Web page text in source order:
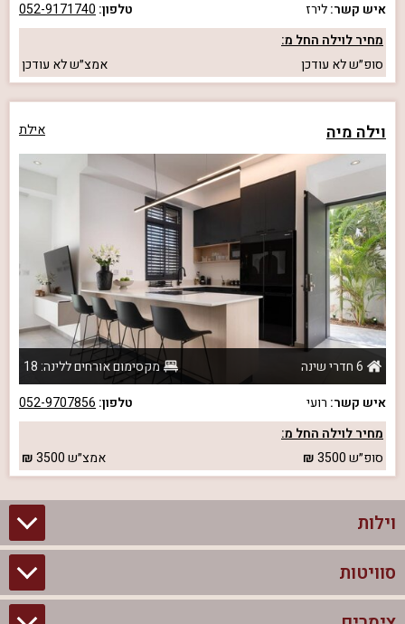
איש קשר:לירז טלפון: 052-9171740
מחיר לוילה החל מ:
סופ״שלא עודכן אמצ״שלא עודכן
וילה מיה אילת
6 חדרי שינה
מקסימום אורחים ללינה: 18
איש קשר: רועי טלפון: 052-9707856
מחיר לוילה החל מ:
סופ״ש3500 אמצ״ש3500
וילות
וילות בצפון
וילות להשכרה
סוויטות